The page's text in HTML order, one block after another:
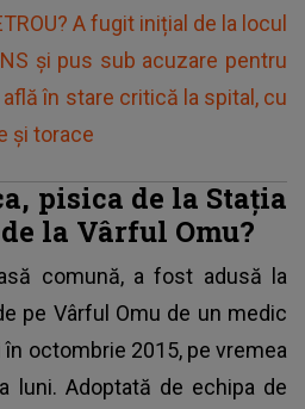
A fugit inițial de la locul
și pus sub acuzare pentru
în stare critică la spital, cu
și torace
pisica de la Stația
la Vârful Omu?
comună, a fost adusă la
pe Vârful Omu de un medic
octombrie 2015, pe vremea
luni. Adoptată de echipa de